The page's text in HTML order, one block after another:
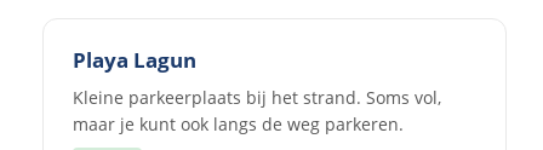
Playa Lagun
Kleine parkeerplaats bij het strand. Soms vol,
maar je kunt ook langs de weg parkeren.